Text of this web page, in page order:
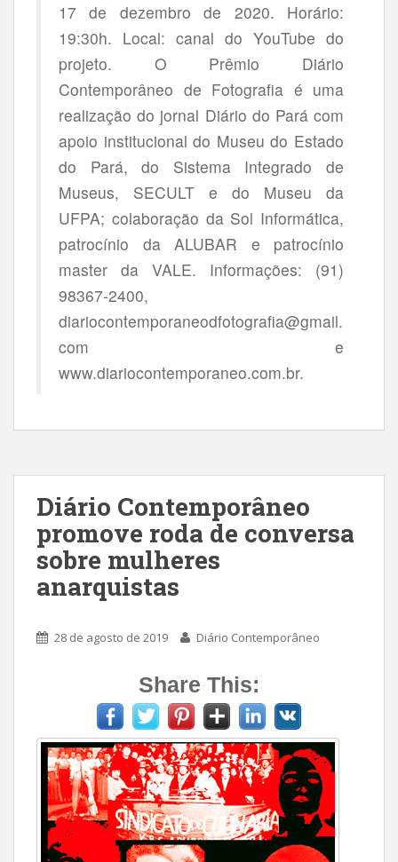
17 de dezembro de 2020. Horário:
19:30h. Local: canal do YouTube do
projeto. O Prêmio Diário
Contemporâneo de Fotografia é uma
realização do jornal Diário do Pará com
apoio institucional do Museu do Estado
do Pará, do Sistema Integrado de
Museus, SECULT e do Museu da
UFPA; colaboração da Sol Informática,
patrocínio da ALUBAR e patrocínio
master da VALE. Informações: (91)
98367-2400,
diariocontemporaneodfotografia@gmail.
com e
www.diariocontemporaneo.com.br.
Diário Contemporâneo
promove roda de conversa
sobre mulheres
anarquistas
28 de agosto de 2019 Diário Contemporâneo
Share This: